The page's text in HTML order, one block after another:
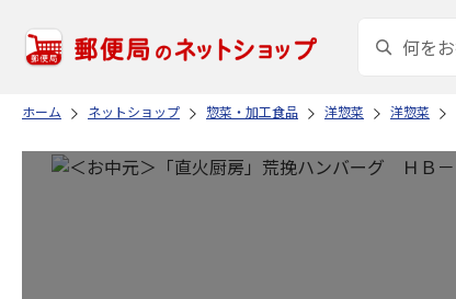
ホーム ネットショップ 惣菜・加工食品 洋惣菜 洋惣菜